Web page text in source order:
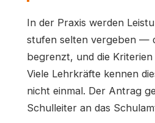
In der Praxis werden
stufen selten vergeben —
begrenzt, und die
Viele Lehrkräfte kennen
nicht einmal. Der Antrag
Schulleiter an das